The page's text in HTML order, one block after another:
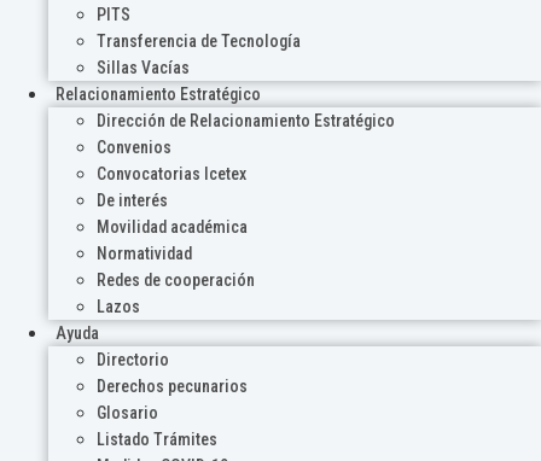
PITS
Transferencia de Tecnología
Sillas Vacías
Relacionamiento Estratégico
Dirección de Relacionamiento Estratégico
Convenios
Convocatorias Icetex
De interés
Movilidad académica
Normatividad
Redes de cooperación
Lazos
Ayuda
Directorio
Derechos pecunarios
Glosario
Listado Trámites